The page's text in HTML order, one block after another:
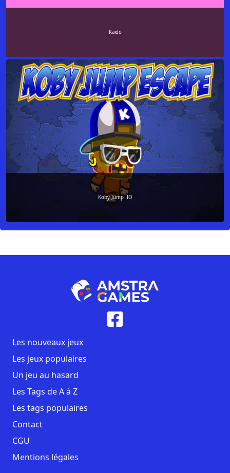
Kaido
Koby Jump .IO
Les nouveaux jeux
Les jeux populaires
Un jeu au hasard
Les Tags de A à Z
Les tags populaires
Contact
CGU
Mentions légales